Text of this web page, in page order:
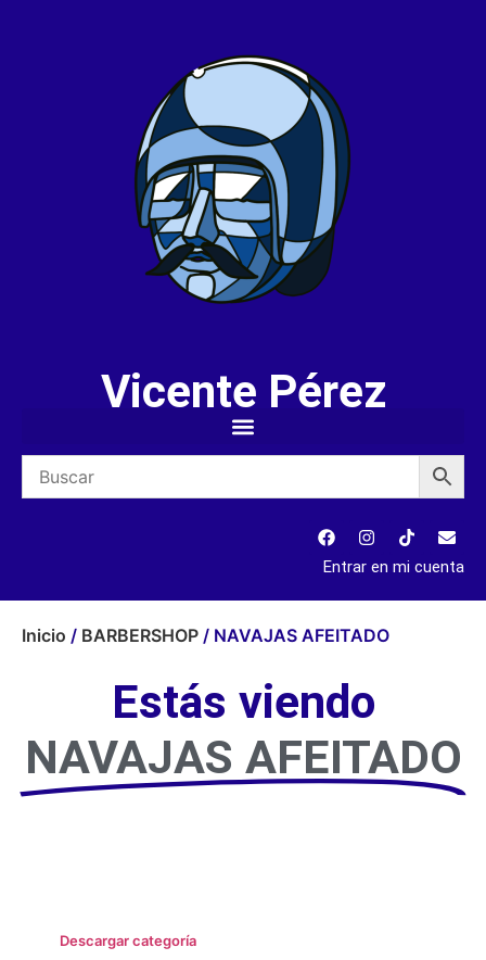
Vicente Pérez
Entrar en mi cuenta
Inicio / BARBERSHOP / NAVAJAS AFEITADO
Estás viendo
NAVAJAS AFEITADO
Descargar categoría